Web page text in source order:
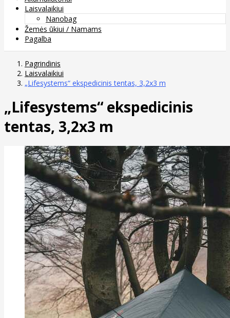
Laisvalaikiui
Nanobag
Žemės ūkiui / Namams
Pagalba
Pagrindinis
Laisvalaikiui
„Lifesystems“ ekspedicinis tentas, 3,2x3 m
„Lifesystems“ ekspedicinis
tentas, 3,2x3 m